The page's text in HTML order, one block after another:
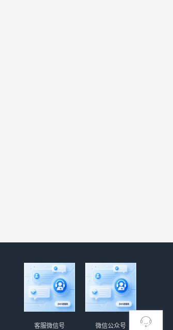
微信公众号
客服微信号